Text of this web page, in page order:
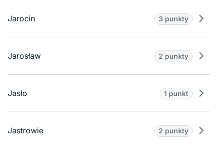
Jarocin 3 punkty
Jarosław 2 punkty
Jasło 1 punkt
Jastrowie 2 punkty